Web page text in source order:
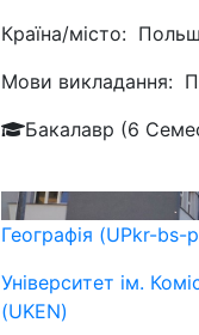
Країна/місто:
Мови викладання:
Бакалавр (6
Географія (UPkr-bs-
Університет ім.
(UKEN)